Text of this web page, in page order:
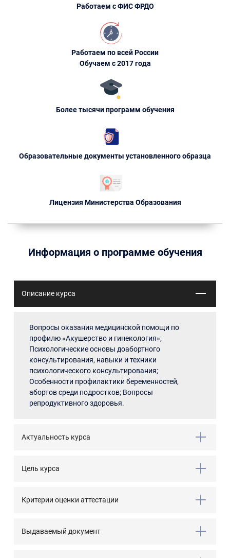
Работаем с ФИС ФРДО
Работаем по всей России
Обучаем с 2017 года
Более тысячи программ обучения
Образовательные документы установленного образца
Лицензия Министерства Образования
Информация о программе обучения
Описание курса
Вопросы оказания медицинской помощи по
профилю «Акушерство и гинекология»;
Психологические основы доабортного
консультирования, навыки и техники
психологического консультирования;
Особенности профилактики беременностей,
абортов среди подростков; Вопросы
репродуктивного здоровья.
Актуальность курса
Цель курса
Критерии оценки аттестации
Выдаваемый документ